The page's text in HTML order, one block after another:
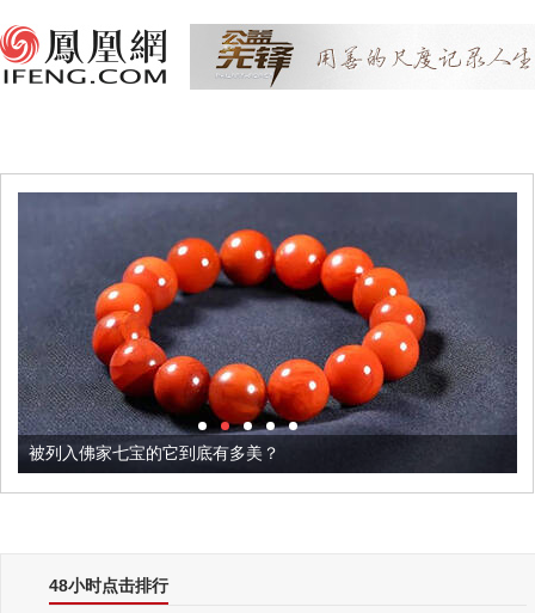
被列入佛家七宝的它到底有多美？
48小时点击排行